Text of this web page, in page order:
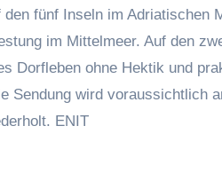
fünf Inseln im Adriatischen
im Mittelmeer. Auf den
Dorfleben ohne Hektik und
Sendung wird voraussichtlich
ENIT